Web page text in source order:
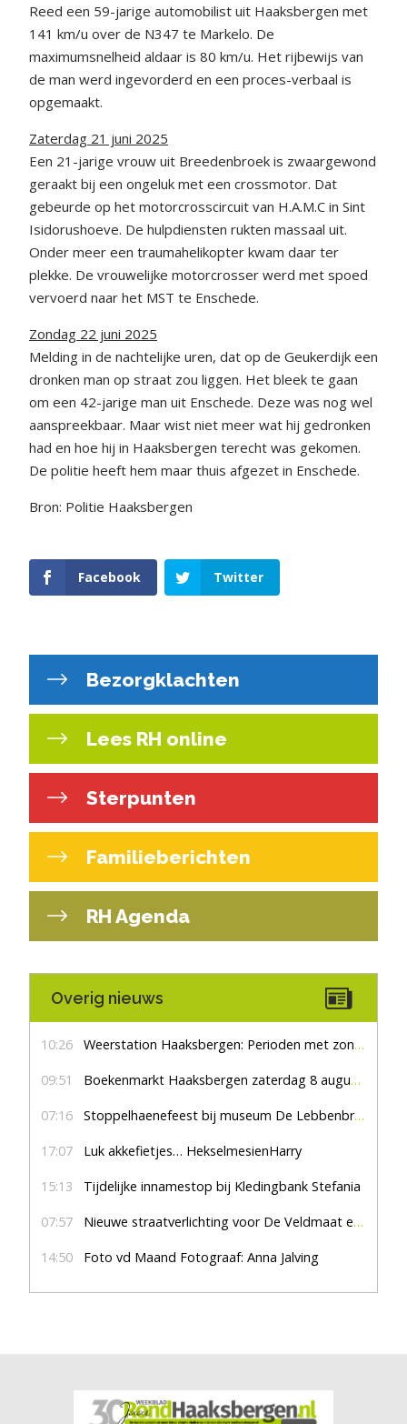
Reed een 59-jarige automobilist uit Haaksbergen met
141 km/u over de N347 te Markelo. De
maximumsnelheid aldaar is 80 km/u. Het rijbewijs van
de man werd ingevorderd en een proces-verbaal is
opgemaakt.
Zaterdag 21 juni 2025
Een 21-jarige vrouw uit Breedenbroek is zwaargewond
geraakt bij een ongeluk met een crossmotor. Dat
gebeurde op het motorcrosscircuit van H.A.M.C in Sint
Isidorushoeve. De hulpdiensten rukten massaal uit.
Onder meer een traumahelikopter kwam daar ter
plekke. De vrouwelijke motorcrosser werd met spoed
vervoerd naar het MST te Enschede.
Zondag 22 juni 2025
Melding in de nachtelijke uren, dat op de Geukerdijk een
dronken man op straat zou liggen. Het bleek te gaan
om een 42-jarige man uit Enschede. Deze was nog wel
aanspreekbaar. Maar wist niet meer wat hij gedronken
had en hoe hij in Haaksbergen terecht was gekomen.
De politie heeft hem maar thuis afgezet in Enschede.
Bron: Politie Haaksbergen
Facebook Twitter
Bezorgklachten
Lees RH online
Sterpunten
Familieberichten
RH Agenda
Overig nieuws
10:26 Weerstation Haaksbergen: Perioden met zon en droog
09:51 Boekenmarkt Haaksbergen zaterdag 8 augustus, marktplein Haaksbergen
07:16 Stoppelhaenefeest bij museum De Lebbenbrugge
17:07 Luk akkefietjes… HekselmesienHarry
15:13 Tijdelijke innamestop bij Kledingbank Stefania
07:57 Nieuwe straatverlichting voor De Veldmaat en De Pas
14:50 Foto vd Maand Fotograaf: Anna Jalving